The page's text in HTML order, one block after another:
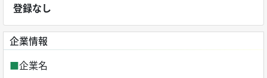
登録なし
企業情報
■企業名